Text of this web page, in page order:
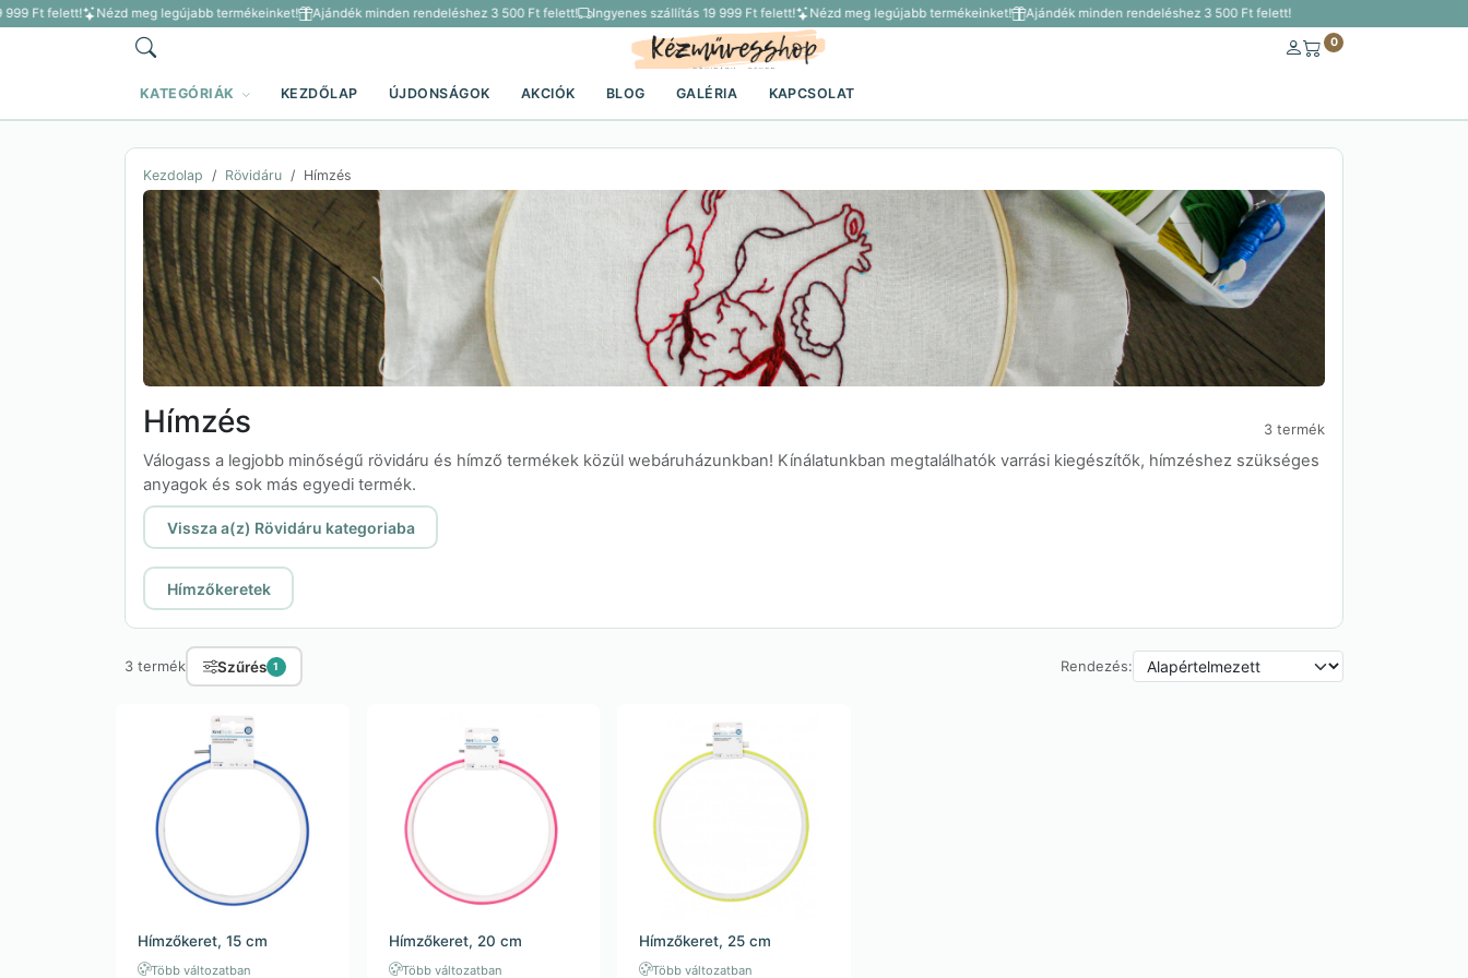
Ft felett! Nézd meg legújabb termékeinket! Ajándék minden rendeléshez 3 500 Ft felett! Ingyenes szállítás 19 999 Ft felett! Nézd meg legújabb termékeinket! Ajándék minden rendeléshez 3 500 Ft felett!
0
KATEGÓRIÁK KEZDŐLAP ÚJDONSÁGOK AKCIÓK BLOG GALÉRIA KAPCSOLAT
Kezdolap Rövidáru Hímzés
Hímzés 3 termék
Válogass a legjobb minőségű rövidáru és hímző termékek közül webáruházunkban! Kínálatunkban megtalálhatók varrási kiegészítők, hímzéshez szükséges
anyagok és sok más egyedi termék.
Vissza a(z) Rövidáru kategoriaba
Hímzőkeretek
3 termék Szűrés 1 Rendezés:
Hímzőkeret, 15 cm
Több változatban
Hímzőkeret, 20 cm
Több változatban
Hímzőkeret, 25 cm
Több változatban